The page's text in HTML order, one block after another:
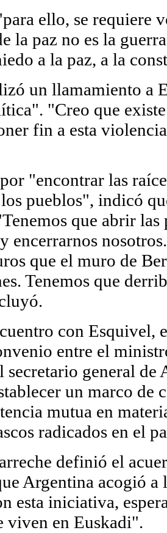
ello, se requiere
la paz no es la
a la paz, a la
un llamamiento a
"Creo que
fin a esta
"encontrar las
pueblos", indicó
que abrir las
encerrarnos
que el muro de
Tenemos que
con Esquivel,
entre el
secretario general
un marco de
mutua en
radicados en el
definió el
Argentina acogió
esta iniciativa,
viven en Euskadi".